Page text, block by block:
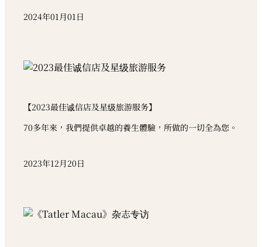
2024年01月01日
【2023最佳诚信店及星级旅游服务】
70多年來，我們提供卓越的養生體驗，所做的一切全為您。
2023年12月20日